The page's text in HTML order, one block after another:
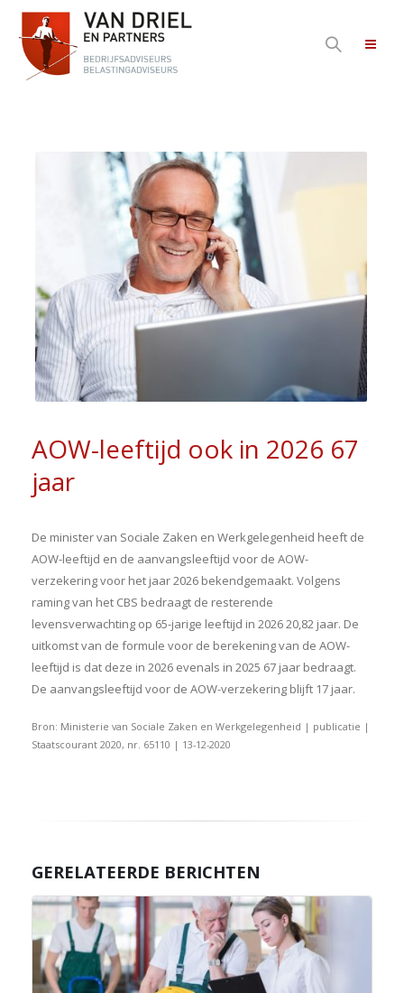
AOW-leeftijd ook in 2026 67
jaar
De minister van Sociale Zaken en Werkgelegenheid heeft de
AOW-leeftijd en de aanvangsleeftijd voor de AOW-
verzekering voor het jaar 2026 bekendgemaakt. Volgens
raming van het CBS bedraagt de resterende
levensverwachting op 65-jarige leeftijd in 2026 20,82 jaar. De
uitkomst van de formule voor de berekening van de AOW-
leeftijd is dat deze in 2026 evenals in 2025 67 jaar bedraagt.
De aanvangsleeftijd voor de AOW-verzekering blijft 17 jaar.
Bron: Ministerie van Sociale Zaken en Werkgelegenheid | publicatie |
Staatscourant 2020, nr. 65110 | 13-12-2020
GERELATEERDE BERICHTEN